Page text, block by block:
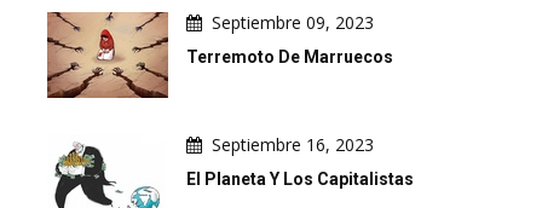
Septiembre 09, 2023
Terremoto De Marruecos
Septiembre 16, 2023
El Planeta Y Los Capitalistas